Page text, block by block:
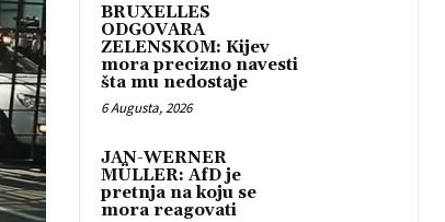
BRUXELLES
ODGOVARA
ZELENSKOM: Kijev
mora precizno navesti
šta mu nedostaje
6 Augusta, 2026
JAN-WERNER
MÜLLER: AfD je
pretnja na koju se
mora reagovati